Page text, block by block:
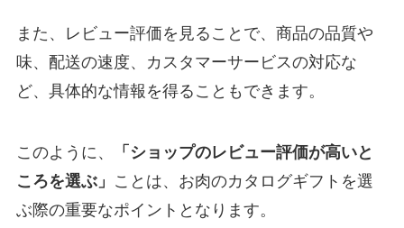
また、レビュー評価を見ることで、商品の品質や
味、配送の速度、カスタマーサービスの対応な
ど、具体的な情報を得ることもできます。
このように、
「ショップのレビュー評価が高いと
ころを選ぶ」 ことは、お肉のカタログギフトを選
ぶ際の重要なポイントとなります。